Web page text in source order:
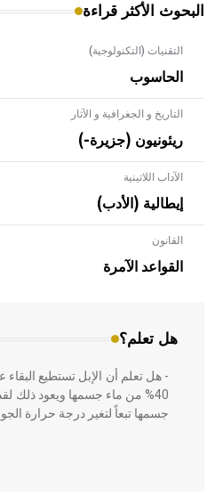
البحوث الأكثر قراءة
التقنيات (التكنولوجية)
الحاسوب
التاريخ و الجغرافية و الآثار
ريئونيون (جزيرة-)
الآداب اللاتينية
إيطالية (الأدب)
القانون
القواعد الآمرة
هل تعلم؟
- هل تعلم أن الأبلق نوع من
بالعمارة الإسلامية في بلاد
المعمار على بناء مداميكه وخاصة
- هل تعلم أن الإبل تستطيع
40% من ماء جسمها ويعود ذلك
جسمها تبعاً لتغير درجة حرارة